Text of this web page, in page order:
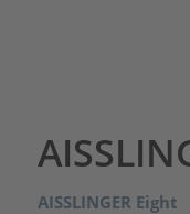
AISSLINGER Eight